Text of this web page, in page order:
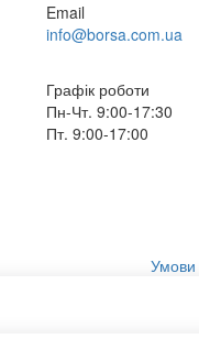
Email
info@borsa.com.ua
Графік роботи
Пн-Чт. 9:00-17:30
Пт. 9:00-17:00
Умови